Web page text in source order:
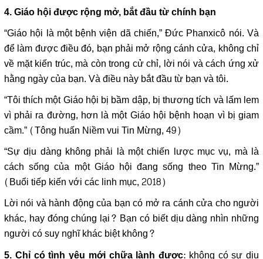
4. Giáo hội được rộng mở, bắt đầu từ chính bạn
“Giáo hội là một bệnh viện dã chiến,” Đức Phanxicô nói. Và
để làm được điều đó, bạn phải mở rộng cánh cửa, không chỉ
về mặt kiến ​​trúc, mà còn trong cử chỉ, lời nói và cách ứng xử
hằng ngày của bạn. Và điều này bắt đầu từ bạn và tôi.
“Tôi thích một Giáo hội bị bầm dập, bị thương tích và lấm lem
vì phải ra đường, hơn là một Giáo hội bệnh hoạn vì bị giam
cầm.” (Tông huấn Niềm vui Tin Mừng, 49)
“Sự dịu dàng không phải là một chiến lược mục vụ, mà là
cách sống của một Giáo hội đang sống theo Tin Mừng.”
(Buổi tiếp kiến ​​với các linh mục, 2018)
Lời nói và hành động của bạn có mở ra cánh cửa cho người
khác, hay đóng chúng lại? Bạn có biết dịu dàng nhìn những
người có suy nghĩ khác biệt không?
5. Chỉ có tình yêu mới chữa lành được: không có sự dịu